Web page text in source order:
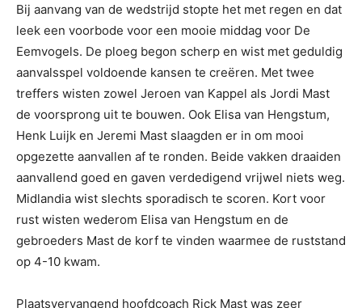
Bij aanvang van de wedstrijd stopte het met regen en dat
leek een voorbode voor een mooie middag voor De
Eemvogels. De ploeg begon scherp en wist met geduldig
aanvalsspel voldoende kansen te creëren. Met twee
treffers wisten zowel Jeroen van Kappel als Jordi Mast
de voorsprong uit te bouwen. Ook Elisa van Hengstum,
Henk Luijk en Jeremi Mast slaagden er in om mooi
opgezette aanvallen af te ronden. Beide vakken draaiden
aanvallend goed en gaven verdedigend vrijwel niets weg.
Midlandia wist slechts sporadisch te scoren. Kort voor
rust wisten wederom Elisa van Hengstum en de
gebroeders Mast de korf te vinden waarmee de ruststand
op 4-10 kwam.
Plaatsvervangend hoofdcoach Rick Mast was zeer